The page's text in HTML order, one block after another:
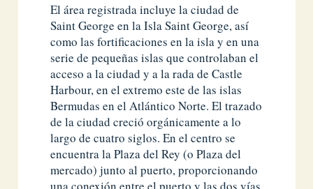
El área registrada incluye la ciudad de
Saint George en la Isla Saint George, así
como las fortificaciones en la isla y en una
serie de pequeñas islas que controlaban el
acceso a la ciudad y a la rada de Castle
Harbour, en el extremo este de las islas
Bermudas en el Atlántico Norte. El trazado
de la ciudad creció orgánicamente a lo
largo de cuatro siglos. En el centro se
encuentra la Plaza del Rey (o Plaza del
mercado) junto al puerto, proporcionando
una conexión entre el puerto y las dos vías